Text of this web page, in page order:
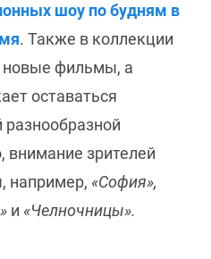
шоу по будням в
. Также в коллекции
новые фильмы, а
оставаться
внимание зрителей
например, «София»,
и «Челночницы».